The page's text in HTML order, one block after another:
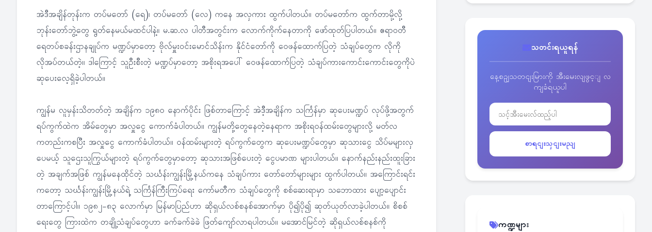
အဲဒီအချိန်တုန်းက တပ်မတော် (ရေ)၊ တပ်မတော် (လေ) ကနေ အလှကား ထွက်ပါတယ်။ တပ်မတော်က ထွက်တာမို့လို့
ဘုန်းတော်ဘွဲ့တွေ ရွတ်နေမယ်မထင်ပါနဲ့။ မ.ဆ.လ ပါတီအတွင်းက လောက်ကိုက်နေတာကို ဖော်ထုတ်ပြပါတယ်။ ဧရာဝတီ
ရေတပ်စခန်းဌာနချုပ်က မဏ္ဍပ်မှာတော့ ဗိုလ်မှူးဝင်းမောင်သိန်းက နိုင်ငံတော်ကို ဝေဖန်ထောက်ပြတဲ့ သံချပ်တွေက လိုကို
လိုအပ်တယ်တဲ့။ ဒါကြောင့် သူဦးစီးတဲ့ မဏ္ဍပ်မှာတော့ အစိုးရအပေါ် ဝေဖန်ထောက်ပြတဲ့ သံချပ်ကားကောင်းကောင်းတွေကိုပဲ
ဆုပေးလေ့ရှိခဲ့ပါတယ်။
ကျွန်မ လူမှန်းသိတတ်တဲ့ အချိန်က ၁၉၈၀ နောက်ပိုင်း ဖြစ်တာကြောင့် အဲဒီ့အချိန်က သင်္ကြန်မှာ ဆုပေးမဏ္ဍပ် လုပ်ဖို့အတွက်
ရပ်ကွက်ထဲက အိမ်တွေမှာ အလှူငွေ ကောက်ခံပါတယ်။ ကျွန်မတို့တွေနေတဲ့နေရာက အစိုးရဝန်ထမ်းတွေများလို့ မတ်လ
ကတည်းကစပြီး အလှူငွေ ကောက်ခံပါတယ်။ ဝန်ထမ်းများတဲ့ ရပ်ကွက်တွေက ဆုပေးမဏ္ဍပ်တွေမှာ ဆုသားငွေ သိပ်မများလှ
ပေမယ့် သူဌေးသူကြွယ်များတဲ့ ရပ်ကွက်တွေမှာတော့ ဆုသားအဖြစ်ပေးတဲ့ ငွေပမာဏ များပါတယ်။ နောက်နည်းနည်းထူးခြား
တဲ့ အချက်အဖြစ် ကျွန်မနေထိုင်တဲ့ သင်္ဃန်းကျွန်းမြို့နယ်ကနေ သံချပ်ကား တော်တော်များများ ထွက်ပါတယ်။ အကြောင်းရင်း
ကတော့ သင်္ဃန်းကျွန်းမြို့နယ်ရဲ့ သင်္ကြန်ကြီးကြပ်ရေး ကော်မတီက သံချပ်တွေကို စစ်ဆေးရာမှာ သဘောထား ပျော့ပျောင်း
တာကြောင့်ပါ။ ၁၉၈၂-၈၃ လောက်မှာ မြန်မာပြည်ဟာ ဆိုရှယ်လစ်စနစ်အောက်မှာ ပို၍ပို၍ ဆုတ်ယုတ်လာခဲ့ပါတယ်။ စိစစ်
ရေးတွေ ကြားထဲက တချို့သံချပ်တွေဟာ ခက်ခက်ခဲခဲ ဖြတ်ကျော်လာရပါတယ်။ မအောင်မြင်တဲ့ ဆိုရှယ်လစ်စနစ်ကို
သတင်းရယူရန်
နေ့စဥျသတငျးမြားကို အီးမေးလျဖွင့ျ လ
ကျခံရယူပါ
စာရငျးသှငျးမညျ
ကဏ္ဍများ